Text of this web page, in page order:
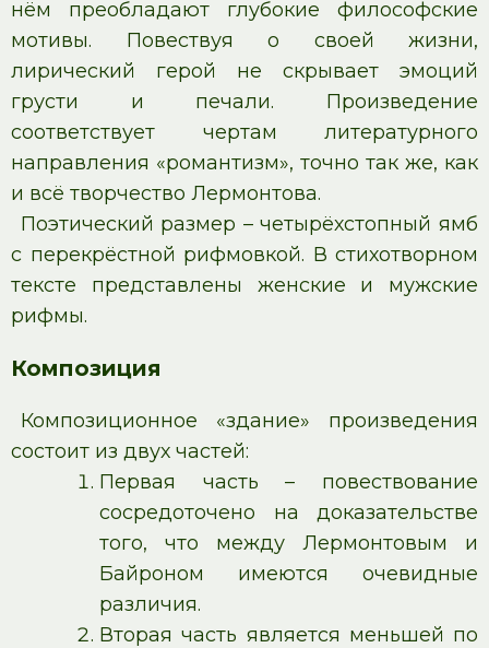
нём преобладают глубокие философские
мотивы. Повествуя о своей жизни,
лирический герой не скрывает эмоций
грусти и печали. Произведение
соответствует чертам литературного
направления «романтизм», точно так же, как
и всё творчество Лермонтова.
Поэтический размер – четырёхстопный ямб
с перекрёстной рифмовкой. В стихотворном
тексте представлены женские и мужские
рифмы.
Композиция
Композиционное «здание» произведения
состоит из двух частей:
Первая часть – повествование
сосредоточено на доказательстве
того, что между Лермонтовым и
Байроном имеются очевидные
различия.
Вторая часть является меньшей по